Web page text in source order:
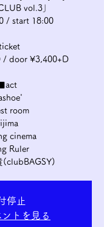
vol.3｣
/ start 18:00
/ door ¥3,400+D
room
cinema
Ruler
(clubBAGSY)
停止
トを見る